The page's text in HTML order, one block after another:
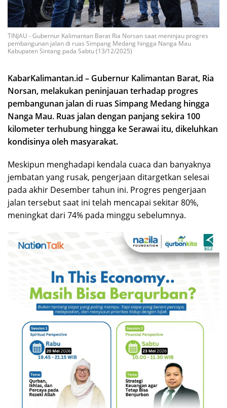
TINJAU - Gubernur Kalimantan Barat Ria Norsan saat meninjau progres
pembangunan jalan di ruas Simpang Medang hingga Nanga Mau
Kabupaten Sintang pada Sabtu (13/12/2025)
KabarKalimantan.id – Gubernur Kalimantan Barat, Ria
Norsan, melakukan peninjauan terhadap progres
pembangunan jalan di ruas Simpang Medang hingga
Nanga Mau. Ruas jalan dengan panjang sekira 100
kilometer terhubung hingga ke Serawai itu, dikeluhkan
kondisinya oleh masyarakat.
Meskipun menghadapi kendala cuaca dan banyaknya
jembatan yang rusak, pengerjaan ditargetkan selesai
pada akhir Desember tahun ini. Progres pengerjaan
jalan tersebut saat ini telah mencapai sekitar 80%,
meningkat dari 74% pada minggu sebelumnya.